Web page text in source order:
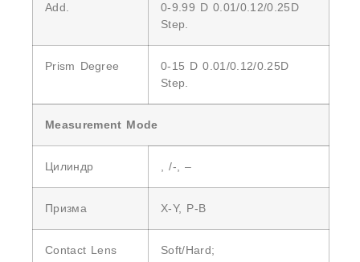
Add.
0-9.99 D 0.01/0.12/0.25D
Step.
Prism Degree
0-15 D 0.01/0.12/0.25D
Step.
Measurement Mode
Цилиндр , /-, –
Призма X-Y, P-B
Contact Lens Soft/hard;